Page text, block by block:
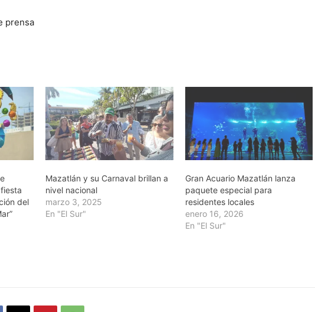
prensa
del
Mazatlán y su Carnaval brillan a
nivel nacional
marzo 3, 2025
En "El Sur"
Gran Acuario Mazatlán lanza
paquete especial para
residentes locales
enero 16, 2026
En "El Sur"